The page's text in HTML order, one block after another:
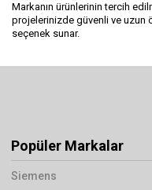
Markanın ürünlerinin tercih
projelerinizde güvenli ve uzun
seçenek sunar.
Popüler Markalar
Siemens